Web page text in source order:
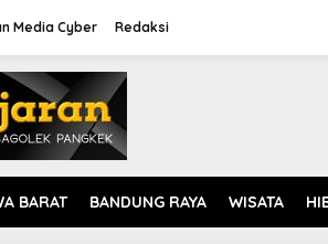
Media Cyber Redaksi
BARAT BANDUNG RAYA WISATA